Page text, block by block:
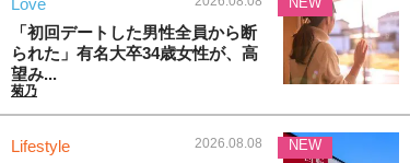
「初回デートした男性全員から断
られた」有名大卒34歳女性が、高
望み...
菊乃
Lifestyle 2026.08.08 NEW